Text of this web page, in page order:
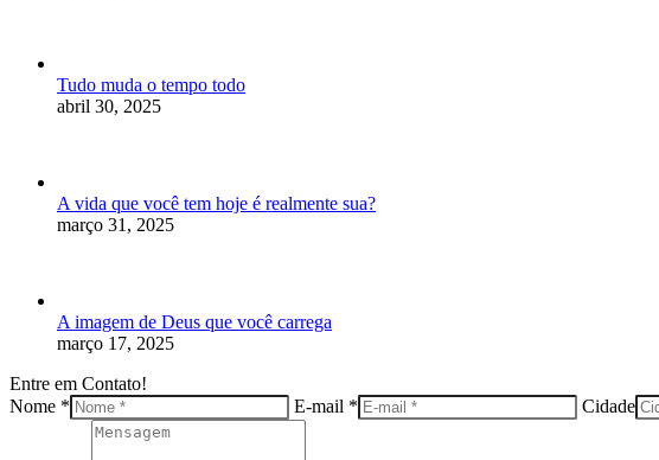
Tudo muda o tempo todo
abril 30, 2025
A vida que você tem hoje é realmente sua?
março 31, 2025
A imagem de Deus que você carrega
março 17, 2025
Entre em Contato!
Nome *
E-mail * Cidade